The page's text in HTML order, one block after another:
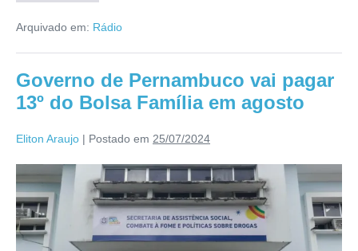
Arquivado em: Rádio
Governo de Pernambuco vai pagar
13º do Bolsa Família em agosto
Eliton Araujo | Postado em 25/07/2024